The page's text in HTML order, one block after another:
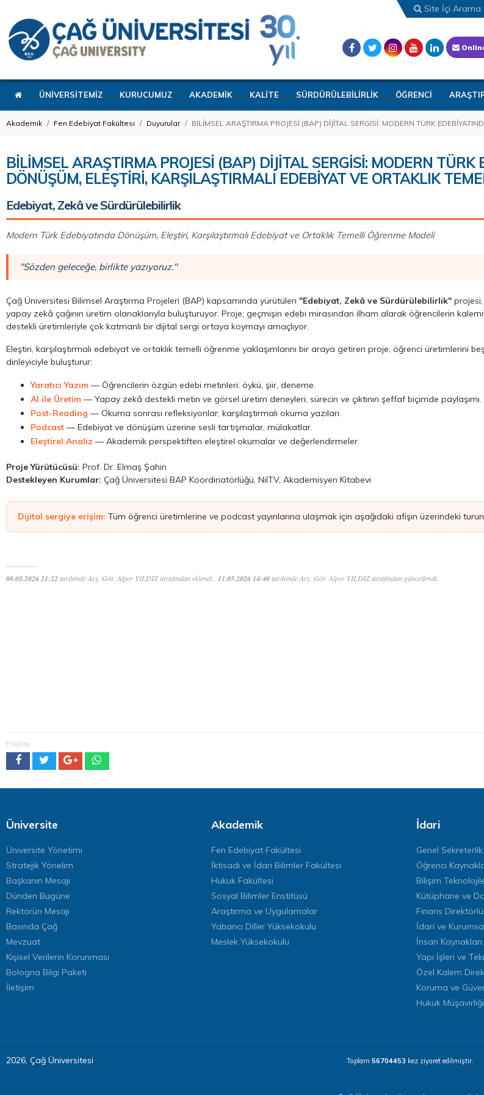
Site İçi Arama
ÜNİVERSİTEMİZ KURUCUMUZ AKADEMİK KALİTE SÜRDÜRÜLEBİLİRLİK ÖĞRENCİ
Akademik Fen Edebiyat Fakültesi Duyurular BİLİMSEL ARAŞTIRMA PROJESİ (BAP) DİJİTAL SERGİSİ: MODERN TÜRK
BİLİMSEL ARAŞTIRMA PROJESİ (BAP) DİJİTAL SERGİSİ: MODERN TÜRK
DÖNÜŞÜM, ELEŞTİRİ, KARŞILAŞTIRMALI EDEBİYAT VE ORTAKLIK
Edebiyat, Zekâ ve Sürdürülebilirlik
Modern Türk Edebiyatında Dönüşüm, Eleştiri, Karşılaştırmalı Edebiyat ve Ortaklık Temelli Öğrenme Modeli
"Sözden geleceğe, birlikte yazıyoruz."
Çağ Üniversitesi Bilimsel Araştırma Projeleri (BAP) kapsamında yürütülen "Edebiyat, Zekâ ve Sürdürülebilirlik" projesi,
yapay zekâ çağının üretim olanaklarıyla buluşturuyor. Proje; geçmişin edebi mirasından ilham alarak öğrencilerin
destekli üretimleriyle çok katmanlı bir dijital sergi ortaya koymayı amaçlıyor.
Eleştiri, karşılaştırmalı edebiyat ve ortaklık temelli öğrenme yaklaşımlarını bir araya getiren proje, öğrenci üretimlerini
dinleyiciyle buluşturur:
Yaratıcı Yazım — Öğrencilerin özgün edebi metinleri: öykü, şiir, deneme.
AI ile Üretim — Yapay zekâ destekli metin ve görsel üretim deneyleri; sürecin ve çıktının şeffaf biçimde paylaşımı.
Post-Reading — Okuma sonrası refleksiyonlar, karşılaştırmalı okuma yazıları.
Podcast — Edebiyat ve dönüşüm üzerine sesli tartışmalar, mülakatlar.
Eleştirel Analiz — Akademik perspektiften eleştirel okumalar ve değerlendirmeler.
Proje Yürütücüsü: Prof. Dr. Elmaş Şahin
Destekleyen Kurumlar: Çağ Üniversitesi BAP Koordinatörlüğü, NilTV, Akademisyen Kitabevi
Dijital sergiye erişim: Tüm öğrenci üretimlerine ve podcast yayınlarına ulaşmak için aşağıdaki afişin üzerindeki
08.05.2026 21:22tarihinde Arş. Gör. Alper YILDIZ tarafından eklendi , 11.05.2026 14:40tarihinde Arş. Gör. Alper YILDIZ tarafından güncellendi.
Paylaş
Üniversite
Üniversite Yönetimi
Stratejik Yönelim
Başkanın Mesajı
Dünden Bugüne
Rektörün Mesajı
Basında Çağ
Mevzuat
Kişisel Verilerin Korunması
Bologna Bilgi Paketi
İletişim
Akademik
Fen Edebiyat Fakültesi
İktisadi ve İdari Bilimler Fakültesi
Hukuk Fakültesi
Sosyal Bilimler Enstitüsü
Araştırma ve Uygulamalar
Yabancı Diller Yüksekokulu
Meslek Yüksekokulu
İdari
Genel Sekreterlik
Öğrenci
Bilişim
Kütüphane ve
Finans
İdari ve
İnsan
Yapı İşleri ve
Özel Kalem
Koruma ve
Hukuk Müşavirliği
2026, Çağ Üniversitesi Toplam 56704453 kez ziyaret edilmiştir.